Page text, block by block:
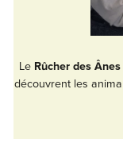
Le Rûcher des Ânes
découvrent les